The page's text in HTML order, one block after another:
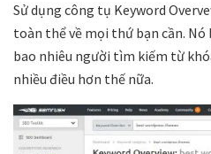
Sử dụng công tụ Keyword
toàn thể về mọi thứ bạn cần.
bao nhiêu người tìm kiếm từ
nhiều điều hơn thế nữa.